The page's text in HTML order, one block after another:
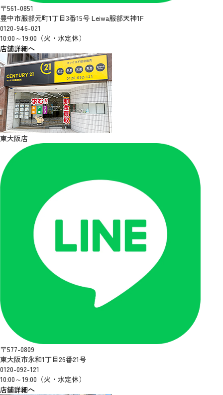
〒561-0851
豊中市服部元町1丁目3番15号 Leiwa服部天神1F
0120-946-021
10:00～19:00（火・水定休）
店舗詳細へ
東大阪店
〒577-0809
東大阪市永和1丁目26番21号
0120-092-121
10:00～19:00（火・水定休）
店舗詳細へ